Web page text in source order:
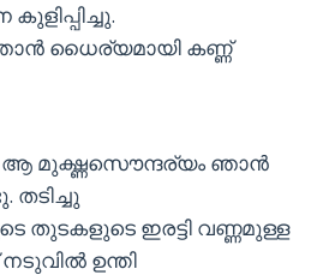
ധൈര്യമായി കണ്ണ്
ആ മുഗ്ദ്ധസൌന്ദര്യം ഞാന്‍
തടിച്ചു
തുടകളുടെ ഇരട്ടി വണ്ണമുള്ള
ഉന്തി